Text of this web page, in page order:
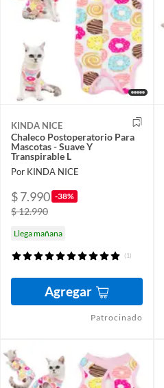
KINDA NICE
Chaleco Postoperatorio Para
Mascotas - Suave Y
Transpirable L
Por KINDA NICE
$ 7.990 -38%
$ 12.990
Llega mañana
(1)
Agregar
Patrocinado